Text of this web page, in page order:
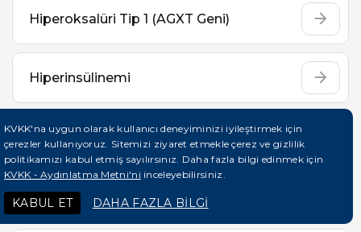
Hiperoksalüri Tip 1 (AGXT Geni)
Hiperinsülinemi
Hiperimmünglobulin D Sendromu (HIDS)
Hemokromatozis HFE Tüm Gen
KVKK'na uygun olarak kullanıcı deneyiminizi iyileştirmek için
çerezler kullanıyoruz. Sitemizi ziyaret etmekle çerez ve gizlilik
politikamızı kabul etmiş sayılırsınız. Daha fazla bilgi edinmek için
KVKK - Aydınlatma Metni'ni inceleyebilirsiniz.
KABUL ET DAHA FAZLA BİLGİ